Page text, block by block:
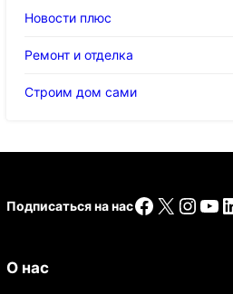
Новости плюс
Ремонт и отделка
Строим дом сами
Подписаться на насFacebook
X
О нас